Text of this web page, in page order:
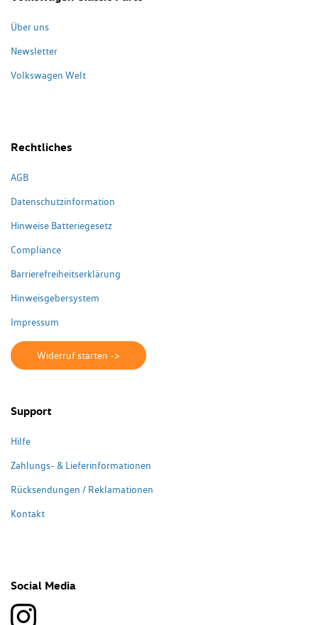
Über uns
Newsletter
Volkswagen Welt
Rechtliches
AGB
Datenschutzinformation
Hinweise Batteriegesetz
Compliance
Barrierefreiheitserklärung
Hinweisgebersystem
Impressum
Widerruf starten ->
Support
Hilfe
Zahlungs- & Lieferinformationen
Rücksendungen / Reklamationen
Kontakt
Social Media